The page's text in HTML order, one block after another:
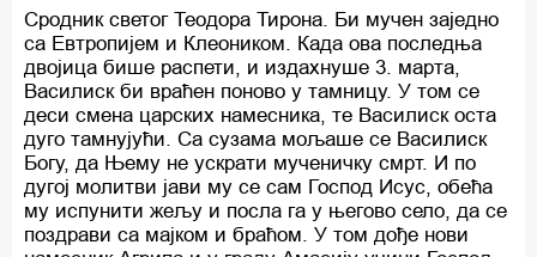
Сродник светог Теодора Тирона. Би мучен заједно
са Евтропијем и Клеоником. Када ова последња
двојица бише распети, и издахнуше 3. марта,
Василиск би враћен поново у тамницу. У том се
деси смена царских намесника, те Василиск оста
дуго тамнујући. Са сузама мољаше се Василиск
Богу, да Њему не ускрати мученичку смрт. И по
дугој молитви јави му се сам Господ Исус, обећа
му испунити жељу и посла га у његово село, да се
поздрави са мајком и браћом. У том дође нови